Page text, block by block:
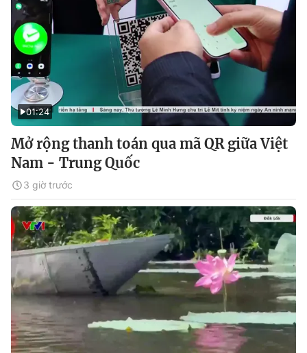
01:24
Mở rộng thanh toán qua mã QR giữa Việt
Nam - Trung Quốc
3 giờ trước